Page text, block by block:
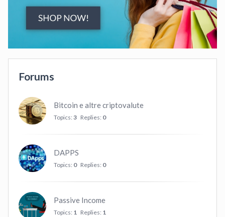
Forums
Bitcoin e altre criptovalute
Topics: 3 Replies: 0
DAPPS
Topics: 0 Replies: 0
Passive Income
Topics: 1 Replies: 1